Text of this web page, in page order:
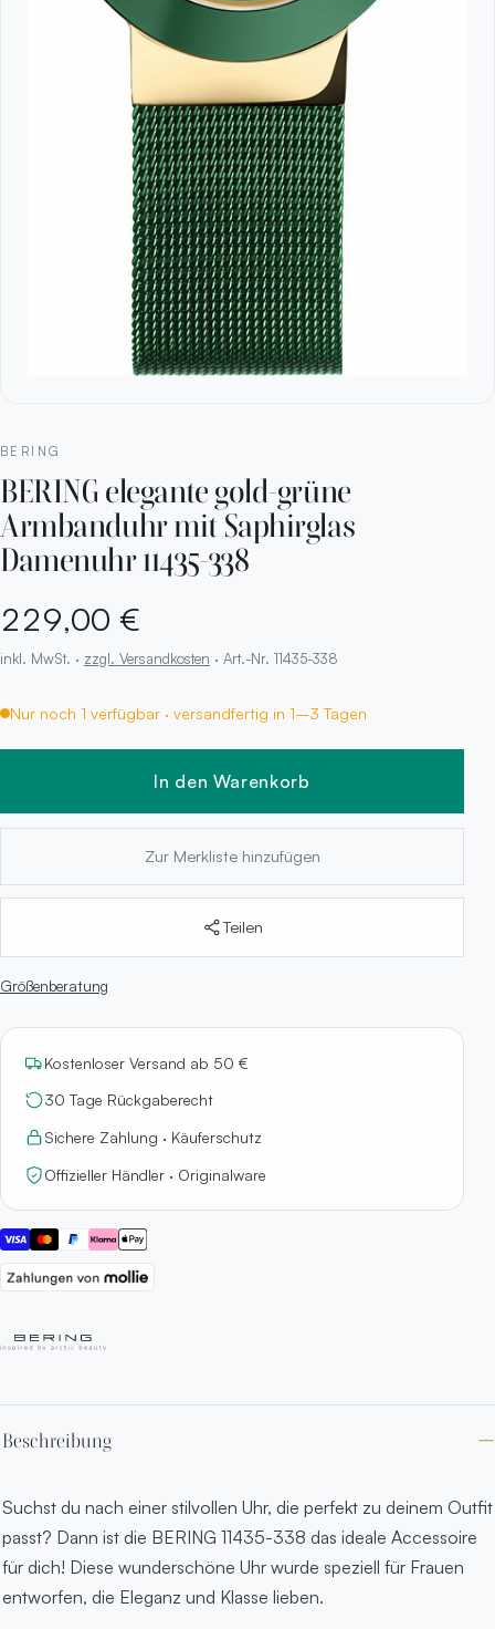
BERING
BERING elegante gold-grüne
Armbanduhr mit Saphirglas
Damenuhr 11435-338
229,00 €
inkl. MwSt. · zzgl. Versandkosten · Art.-Nr. 11435-338
Nur noch 1 verfügbar · versandfertig in 1–3 Tagen
In den Warenkorb
Zur Merkliste hinzufügen
Teilen
Größenberatung
Kostenloser Versand ab 50 €
30 Tage Rückgaberecht
Sichere Zahlung · Käuferschutz
Offizieller Händler · Originalware
Beschreibung
Suchst du nach einer stilvollen Uhr, die perfekt zu deinem Outfit
passt? Dann ist die BERING 11435-338 das ideale Accessoire
für dich! Diese wunderschöne Uhr wurde speziell für Frauen
entworfen, die Eleganz und Klasse lieben.